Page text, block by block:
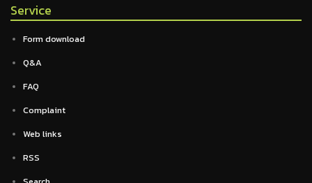
Service
Form download
Q&A
FAQ
Complaint
Web links
RSS